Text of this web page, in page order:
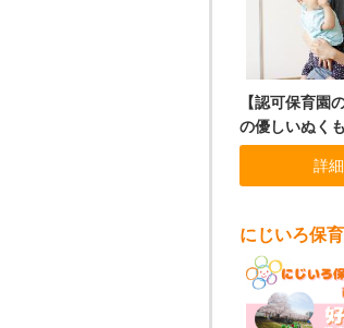
【認可保育園
の優しいぬく
詳
にじいろ保